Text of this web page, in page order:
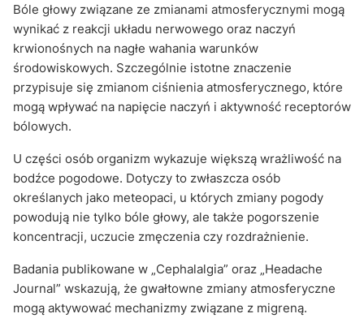
Bóle głowy związane ze zmianami atmosferycznymi mogą
wynikać z reakcji układu nerwowego oraz naczyń
krwionośnych na nagłe wahania warunków
środowiskowych. Szczególnie istotne znaczenie
przypisuje się zmianom ciśnienia atmosferycznego, które
mogą wpływać na napięcie naczyń i aktywność receptorów
bólowych.
U części osób organizm wykazuje większą wrażliwość na
bodźce pogodowe. Dotyczy to zwłaszcza osób
określanych jako meteopaci, u których zmiany pogody
powodują nie tylko bóle głowy, ale także pogorszenie
koncentracji, uczucie zmęczenia czy rozdrażnienie.
Badania publikowane w „Cephalalgia” oraz „Headache
Journal” wskazują, że gwałtowne zmiany atmosferyczne
mogą aktywować mechanizmy związane z migreną.